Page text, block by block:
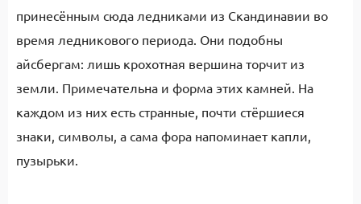
принесённым сюда ледниками из Скандинавии во
время ледникового периода. Они подобны
айсбергам: лишь крохотная вершина торчит из
земли. Примечательна и форма этих камней. На
каждом из них есть странные, почти стёршиеся
знаки, символы, а сама фора напоминает капли,
пузырьки.